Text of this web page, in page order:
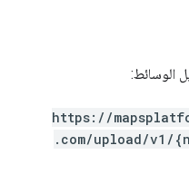
https://
.com/upload/v1/